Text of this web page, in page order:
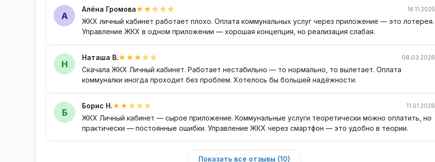
А
Алёна Громова★★☆☆☆ 16.11.2025
ЖКХ личный кабинет работает плохо. Оплата коммунальных услуг через приложение — это лотерея.
Управление ЖКХ в одном приложении — хорошая концепция, но реализация слабая.
Н
Наташа В.★★★☆☆ 08.03.2026
Скачала ЖКХ Личный кабинет. Работает нестабильно — то нормально, то вылетает. Оплата
коммуналки иногда проходит без проблем. Хотелось бы большей надёжности.
Б
Борис Н.★★☆☆☆ 11.01.2026
ЖКХ Личный кабинет — сырое приложение. Коммунальные услуги теоретически можно оплатить, но
практически — постоянные ошибки. Управление ЖКХ через смартфон — это удобно в теории.
Показать все отзывы (10)